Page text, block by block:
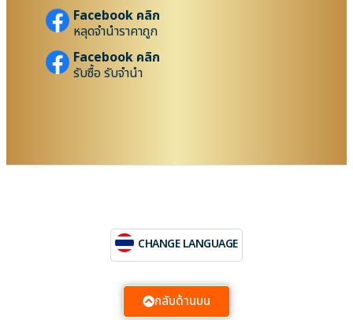
Facebook คลิก
หลุดจำนำราคาถูก
Facebook คลิก
รับซื้อ รับจำนำ
CHANGE LANGUAGE
กลับด้านบน